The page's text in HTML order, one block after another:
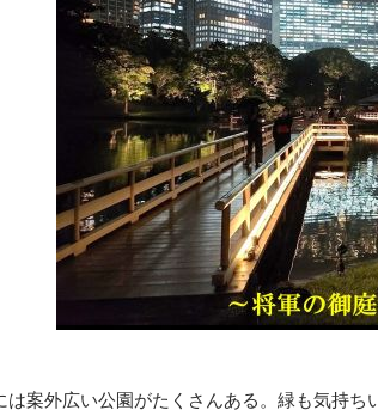
案外広い公園がたくさんある。緑も気持ち